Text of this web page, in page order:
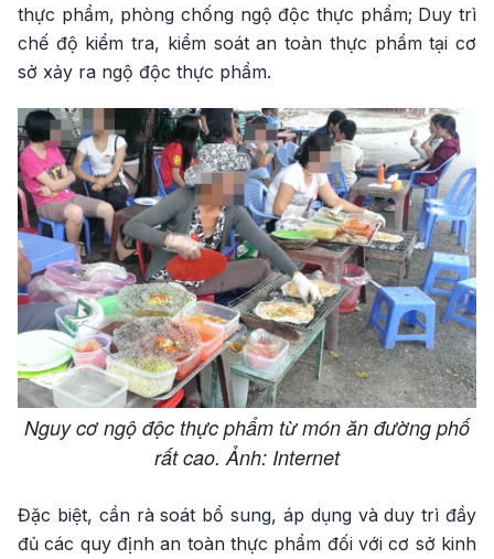
thực phẩm, phòng chống ngộ độc thực phẩm; Duy trì
chế độ kiểm tra, kiểm soát an toàn thực phẩm tại cơ
sở xảy ra ngộ độc thực phẩm.
Nguy cơ ngộ độc thực phẩm từ món ăn đường phố
rất cao. Ảnh: Internet
Đặc biệt, cần rà soát bổ sung, áp dụng và duy trì đầy
đủ các quy định an toàn thực phẩm đối với cơ sở kinh